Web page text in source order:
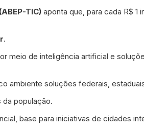
TIC) aponta que, para cada R$
.
meio de inteligência artificial e
ambiente soluções federais,
da população.
base para iniciativas de cidades